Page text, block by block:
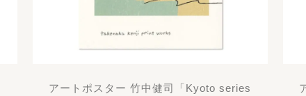
アートポスター 竹中健司「Kyoto series